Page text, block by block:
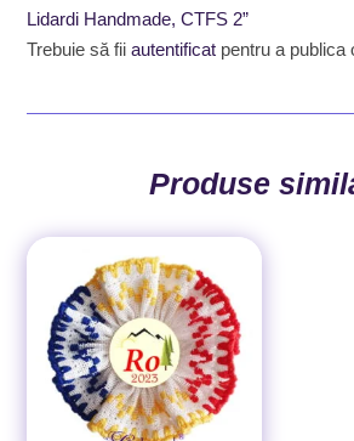
Lidardi Handmade, CTFS 2”
Trebuie să fiiautentificat pentru a publica
Produse